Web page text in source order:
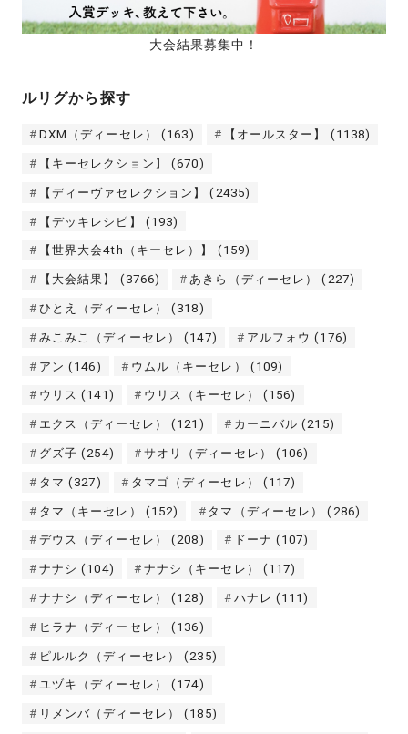
大会結果募集中！
ルリグから探す
DXM（ディーセレ） (163) 【オールスター】 (1138)
【キーセレクション】 (670)
【ディーヴァセレクション】 (2435)
【デッキレシピ】 (193)
【世界大会4th（キーセレ）】 (159)
【大会結果】 (3766) あきら（ディーセレ） (227)
ひとえ（ディーセレ） (318)
みこみこ（ディーセレ） (147) アルフォウ (176)
アン (146) ウムル（キーセレ） (109)
ウリス (141) ウリス（キーセレ） (156)
エクス（ディーセレ） (121) カーニバル (215)
グズ子 (254) サオリ（ディーセレ） (106)
タマ (327) タマゴ（ディーセレ） (117)
タマ（キーセレ） (152) タマ（ディーセレ） (286)
デウス（ディーセレ） (208) ドーナ (107)
ナナシ (104) ナナシ（キーセレ） (117)
ナナシ（ディーセレ） (128) ハナレ (111)
ヒラナ（ディーセレ） (136)
ピルルク（ディーセレ） (235)
ユヅキ（ディーセレ） (174)
リメンバ（ディーセレ） (185)